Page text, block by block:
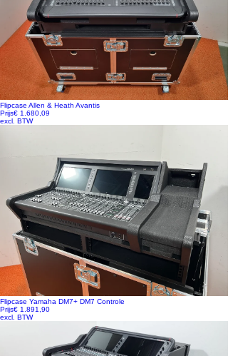
Flipcase Allen & Heath Avantis
Prijs€ 1.680,09
excl. BTW
Flipcase Yamaha DM7+ DM7 Controle
Prijs€ 1.891,90
excl. BTW